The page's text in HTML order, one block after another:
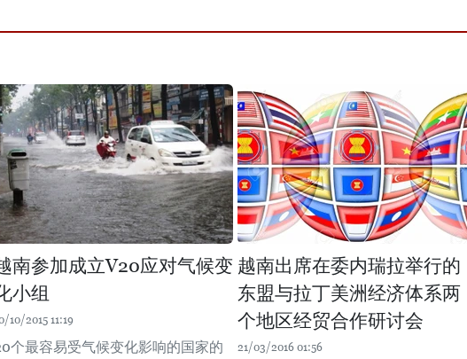
南参加成立V20应对气候变
小组
10/2015 11:19
个最容易受气候变化影响的国家的
越南出席在委内瑞拉举行的
东盟与拉丁美洲经济体系两
个地区经贸合作研讨会
21/03/2016 01:56